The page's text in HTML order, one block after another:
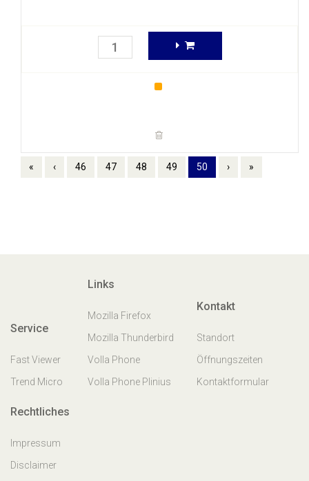
« ‹ 46 47 48 49 50 › »
Service
Fast Viewer
Trend Micro
Links
Mozilla Firefox
Mozilla Thunderbird
Volla Phone
Volla Phone Plinius
Kontakt
Standort
Öffnungszeiten
Kontaktformular
Rechtliches
Impressum
Disclaimer